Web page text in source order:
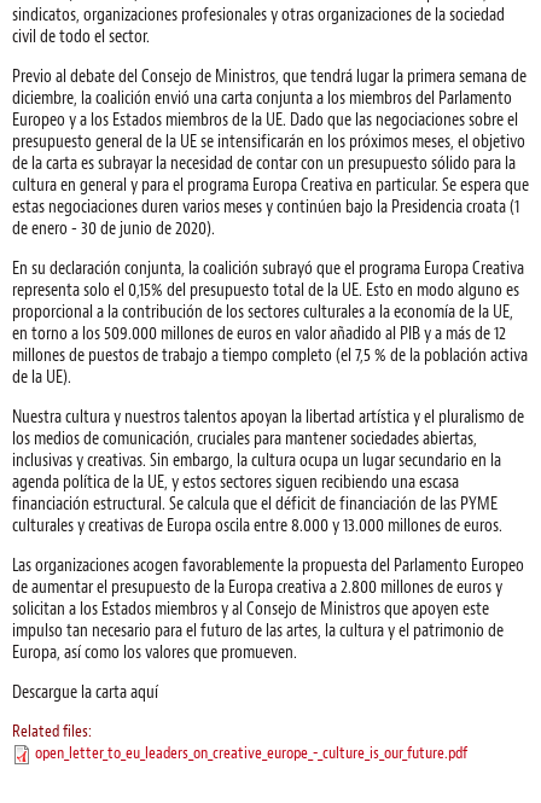
sindicatos, organizaciones profesionales y otras organizaciones de la sociedad
civil de todo el sector.
Previo al debate del Consejo de Ministros, que tendrá lugar la primera semana de
diciembre, la coalición envió una carta conjunta a los miembros del Parlamento
Europeo y a los Estados miembros de la UE. Dado que las negociaciones sobre el
presupuesto general de la UE se intensificarán en los próximos meses, el objetivo
de la carta es subrayar la necesidad de contar con un presupuesto sólido para la
cultura en general y para el programa Europa Creativa en particular. Se espera que
estas negociaciones duren varios meses y continúen bajo la Presidencia croata (1
de enero - 30 de junio de 2020).
En su declaración conjunta, la coalición subrayó que el programa Europa Creativa
representa solo el 0,15% del presupuesto total de la UE. Esto en modo alguno es
proporcional a la contribución de los sectores culturales a la economía de la UE,
en torno a los 509.000 millones de euros en valor añadido al PIB y a más de 12
millones de puestos de trabajo a tiempo completo (el 7,5 % de la población activa
de la UE).
Nuestra cultura y nuestros talentos apoyan la libertad artística y el pluralismo de
los medios de comunicación, cruciales para mantener sociedades abiertas,
inclusivas y creativas. Sin embargo, la cultura ocupa un lugar secundario en la
agenda política de la UE, y estos sectores siguen recibiendo una escasa
financiación estructural. Se calcula que el déficit de financiación de las PYME
culturales y creativas de Europa oscila entre 8.000 y 13.000 millones de euros.
Las organizaciones acogen favorablemente la propuesta del Parlamento Europeo
de aumentar el presupuesto de la Europa creativa a 2.800 millones de euros y
solicitan a los Estados miembros y al Consejo de Ministros que apoyen este
impulso tan necesario para el futuro de las artes, la cultura y el patrimonio de
Europa, así como los valores que promueven.
Descargue la carta aquí
Related files:
open_letter_to_eu_leaders_on_creative_europe_-_culture_is_our_future.pdf